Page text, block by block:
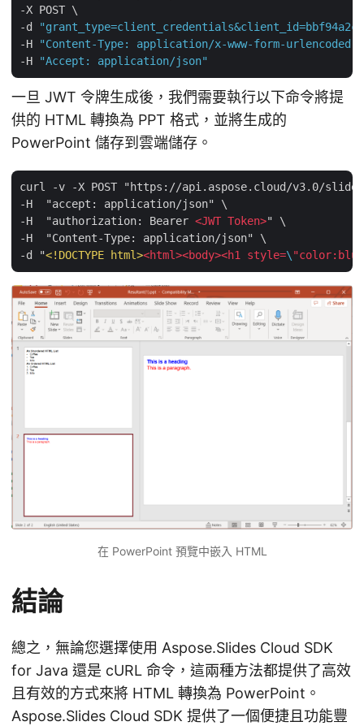
-X POST \
-d
"grant_type=client_credentials&client_id=bbf94a2c-
-H
"Content-Type: application/x-www-form-urlencoded"
-H
"Accept: application/json"
一旦 JWT 令牌生成後，我們需要執行以下命令將提
供的 HTML 轉換為 PPT 格式，並將生成的
PowerPoint 儲存到雲端儲存。
curl -v -X POST "https://api.aspose.cloud/v3.0/
-H  "accept: application/json" \
-H  "authorization: Bearer <JWT Token>" \
-H  "Content-Type: application/json" \
-d "<!DOCTYPE html><html><body><h1 style=\ "color:blue
在 PowerPoint 預覽中嵌入 HTML
結論
總之，無論您選擇使用 Aspose.Slides Cloud SDK
for Java 還是 cURL 命令，這兩種方法都提供了高效
且有效的方式來將 HTML 轉換為 PowerPoint。
Aspose.Slides Cloud SDK 提供了一個便捷且功能豐